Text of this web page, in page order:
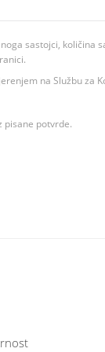
sastojci, količina
na Službu za
pisane potvrde.